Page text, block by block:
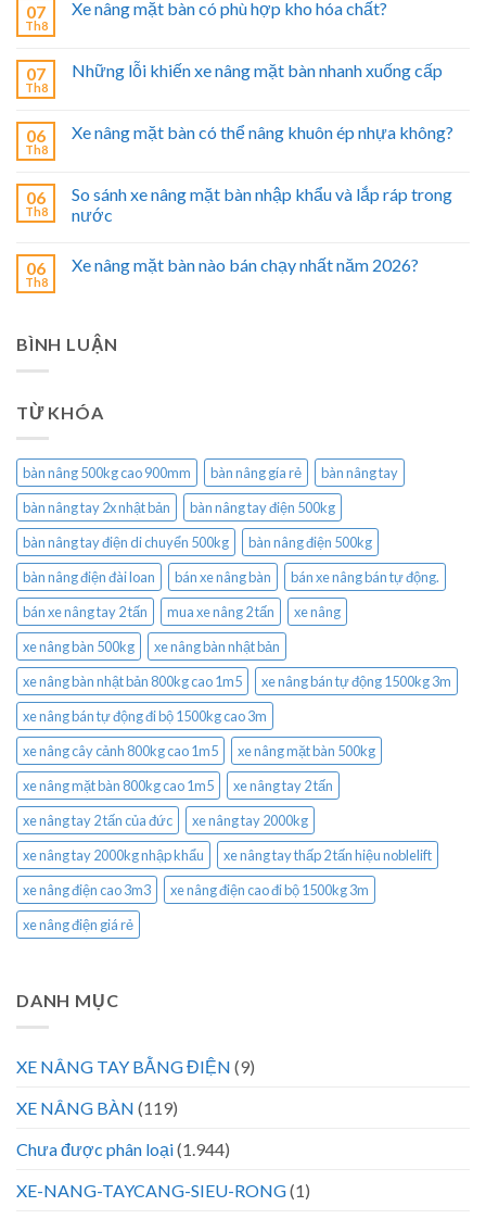
07
Th8
Xe nâng mặt bàn có phù hợp kho hóa chất?
07
Th8
Những lỗi khiến xe nâng mặt bàn nhanh xuống cấp
06
Th8
Xe nâng mặt bàn có thể nâng khuôn ép nhựa không?
06
Th8
So sánh xe nâng mặt bàn nhập khẩu và lắp ráp trong
nước
06
Th8
Xe nâng mặt bàn nào bán chạy nhất năm 2026?
BÌNH LUẬN
TỪ KHÓA
bàn nâng 500kg cao 900mm bàn nâng gía rẻ
bàn nâng tay
bàn nâng tay 2x nhật bản
bàn nâng tay điện 500kg
bàn nâng tay điện di chuyển 500kg
bàn nâng điện 500kg
bàn nâng điện đài loan
bán xe nâng bàn
bán xe nâng bán tự động.
bán xe nâng tay 2 tấn
mua xe nâng 2 tấn
xe nâng
xe nâng bàn 500kg
xe nâng bàn nhật bản
xe nâng bàn nhật bản 800kg cao 1m5
xe nâng bán tự động 1500kg 3m
xe nâng bán tự động đi bộ 1500kg cao 3m
xe nâng cây cảnh 800kg cao 1m5
xe nâng mặt bàn 500kg
xe nâng mặt bàn 800kg cao 1m5
xe nâng tay 2 tấn
xe nâng tay 2 tấn của đức
xe nâng tay 2000kg
xe nâng tay 2000kg nhập khẩu
xe nâng tay thấp 2 tấn hiệu noblelift
xe nâng điện cao 3m3
xe nâng điện cao đi bộ 1500kg 3m
xe nâng điện giá rẻ
DANH MỤC
XE NÂNG TAY BẰNG ĐIỆN (9)
XE NÂNG BÀN (119)
Chưa được phân loại(1.944)
XE-NANG-TAYCANG-SIEU-RONG(1)